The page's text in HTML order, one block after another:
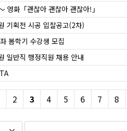
영화「괜찮아 괜찮아 괜찮아!」
기획전 시공 입찰공고(2차)
봄학기 수강생 모집
일반직 행정직원 채용 안내
2 3 4 5 6 7 8